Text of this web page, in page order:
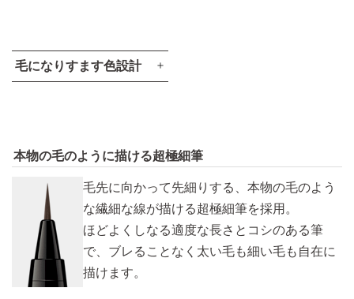
毛になりすます色設計
※各色 左が顔料、右が染料
本物の毛のように描ける超極細筆
毛先に向かって先細りする、本物の毛のよう
な繊細な線が描ける超極細筆を採用。
ほどよくしなる適度な長さとコシのある筆
で、ブレることなく太い毛も細い毛も自在に
描けます。